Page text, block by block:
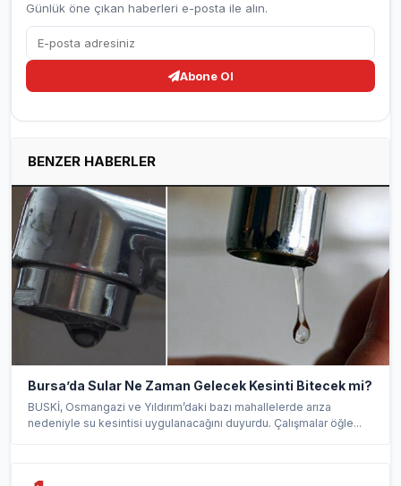
Günlük öne çıkan haberleri e-posta ile alın.
Abone Ol
BENZER HABERLER
Bursa’da Sular Ne Zaman Gelecek Kesinti Bitecek mi?
BUSKİ, Osmangazi ve Yıldırım’daki bazı mahallelerde arıza
nedeniyle su kesintisi uygulanacağını duyurdu. Çalışmalar öğle...